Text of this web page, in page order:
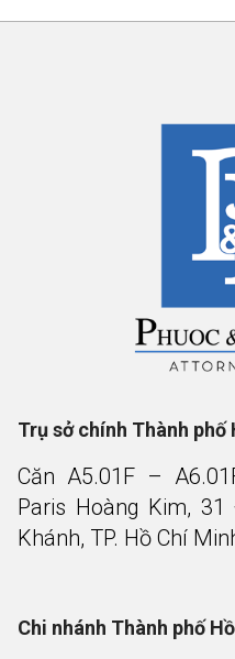
Trụ sở chính Thành phố
Căn A5.01F –
Paris Hoàng Kim,
Khánh, TP. Hồ Chí
Chi nhánh Thành phố